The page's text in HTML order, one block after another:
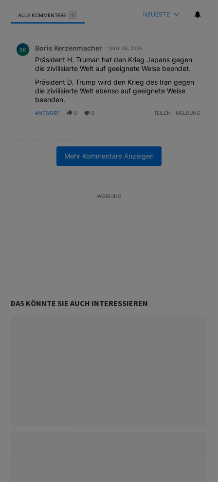
Mehr Kommentare Anzeigen
ALLE KOMMENTARE 1 NEUESTE
BK Boris Kerzenmacher MAY 26, 2026
Präsident H. Truman hat den Krieg Japans gegen
die zivilisierte Welt auf geeignete Weise beendet.
Präsident D. Trump wird den Krieg des Iran gegen
die zivilisierte Welt ebenso auf geeignete Weise
beenden.
ANTWORT 0 0 TEILEN MELDUNG
Das Folgende ist eine Liste der am meisten kommentierten
Ein Trendartikel mit dem Titel "Margin Calls bei Situational
Margin Calls bei Situational Awareness: Alles über
den Retter-Deal
auf eventuelle Yen-Intervention vor
WERBUNG
DAS KÖNNTE SIE AUCH INTERESSIEREN